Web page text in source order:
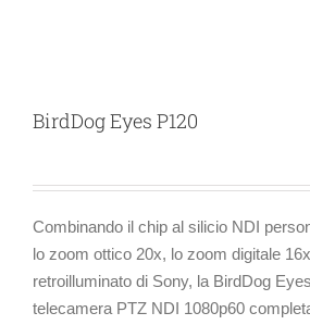
BirdDog Eyes P120
Combinando il chip al silicio NDI
lo zoom ottico 20x, lo zoom digitale
retroilluminato di Sony, la BirdDog
telecamera PTZ NDI 1080p60